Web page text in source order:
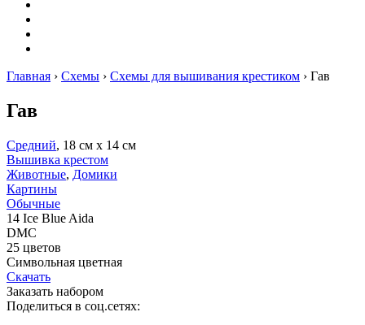
Главная › Схемы › Схемы для вышивания крестиком › Гав
Гав
Средний, 18 см х 14 см
Вышивка крестом
Животные, Домики
Картины
Обычные
14 Ice Blue Aida
DMC
25 цветов
Символьная цветная
Скачать
Заказать набором
Поделиться в соц.сетях: